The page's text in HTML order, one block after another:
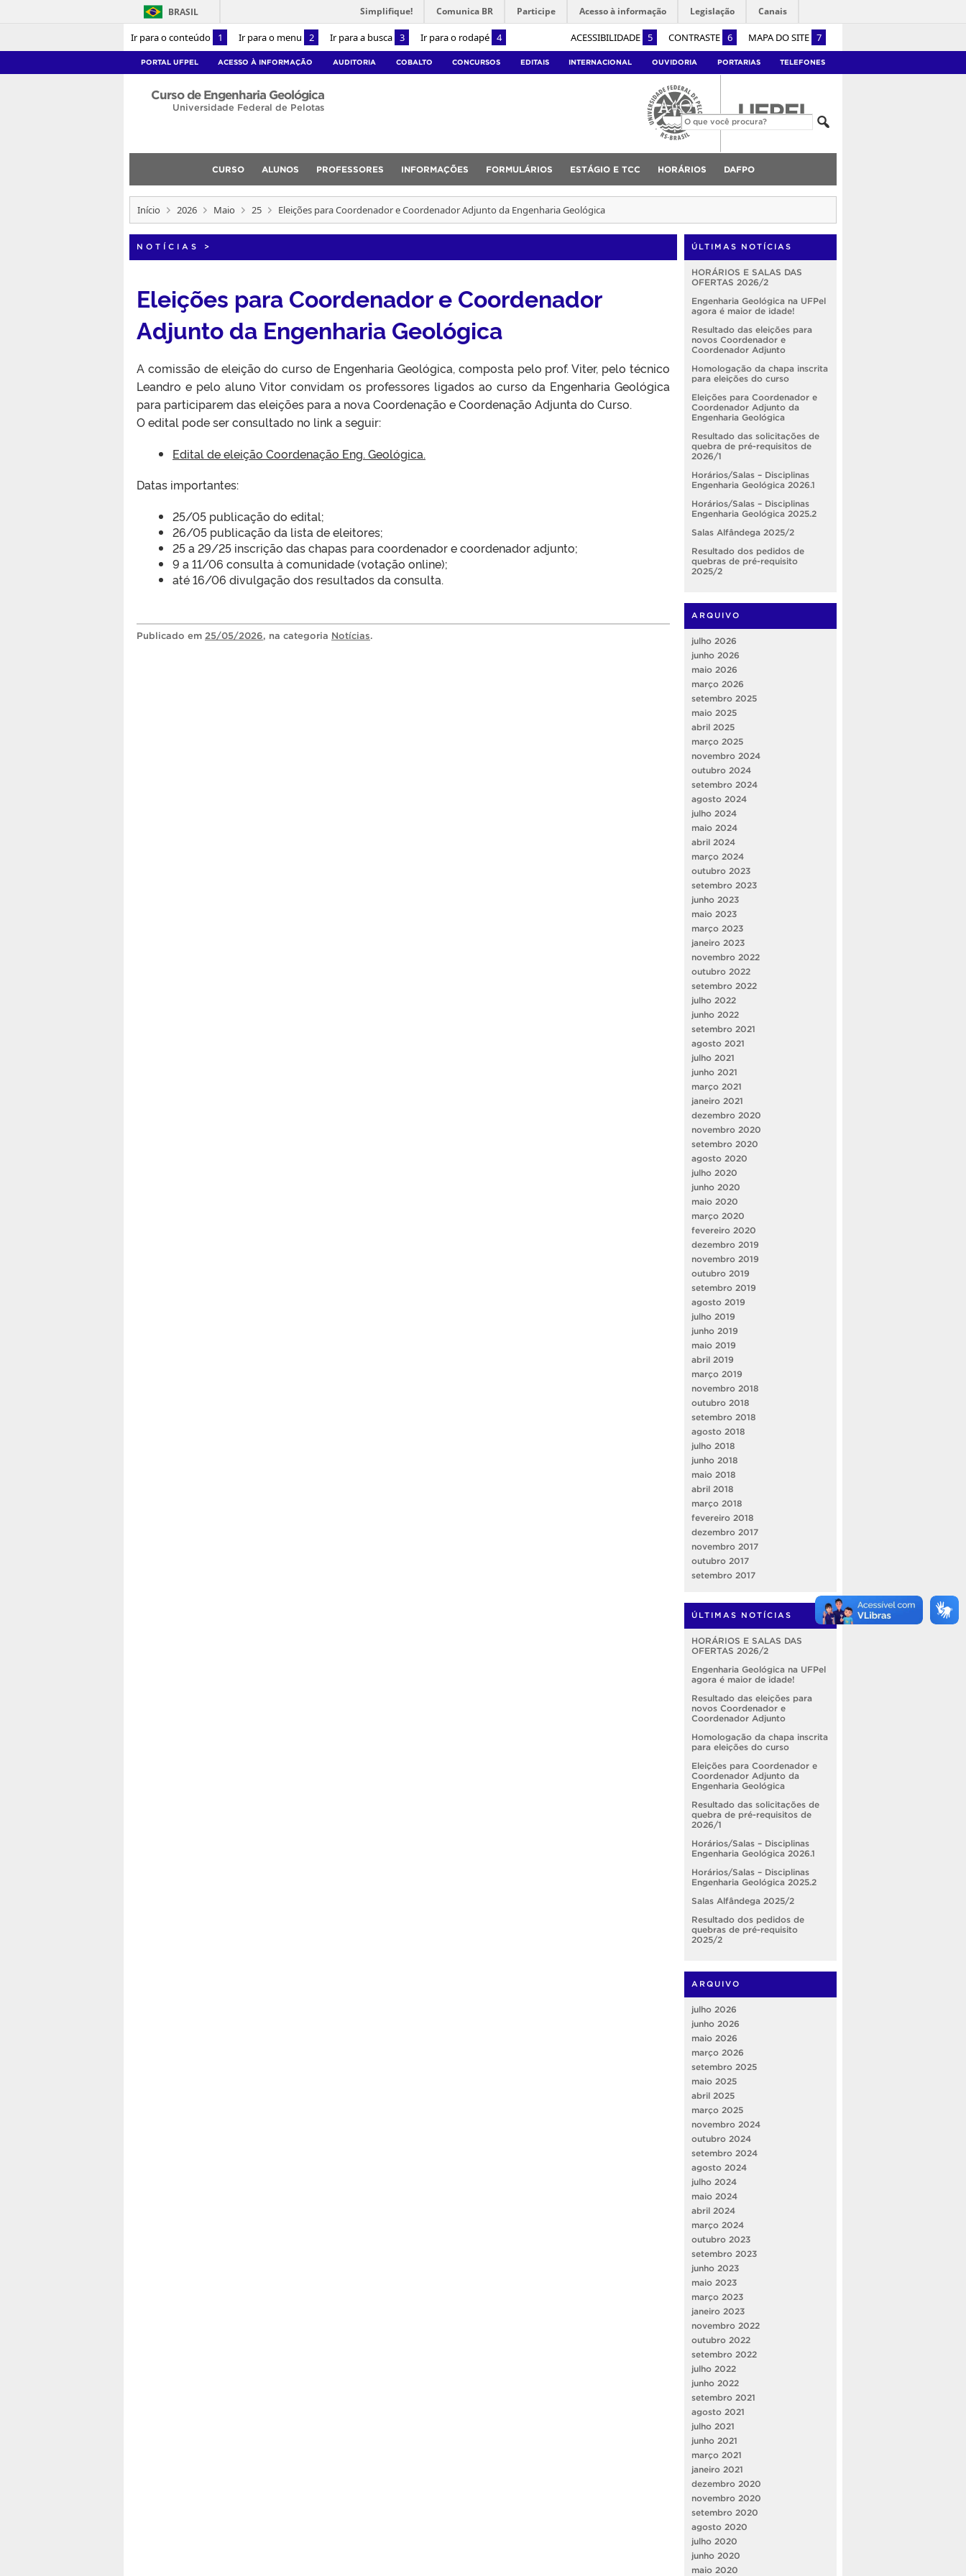
Ir para o conteúdo 1 Ir para o menu 2 Ir para a busca 3 Ir para o rodapé 4 ACESSIBILIDADE 5 CONTRASTE 6 MAPA DO SITE 7
BRASIL Simplifique! Comunica BR Participe Acesso à informação Legislação Canais
PORTAL UFPEL ACESSO À INFORMAÇÃO AUDITORIA COBALTO CONCURSOS EDITAIS INTERNACIONAL OUVIDORIA PORTARIAS TELEFONES
Curso de Engenharia Geológica
Universidade Federal de Pelotas
CURSO ALUNOS PROFESSORES INFORMAÇÕES FORMULÁRIOS ESTÁGIO E TCC HORÁRIOS DAFPO
Início 2026 Maio 25 Eleições para Coordenador e Coordenador Adjunto da Engenharia Geológica
NOTÍCIAS >
Eleições para Coordenador e Coordenador
Adjunto da Engenharia Geológica
A comissão de eleição do curso de Engenharia Geológica, composta pelo prof. Viter, pelo técnico
Leandro e pelo aluno Vitor convidam os professores ligados ao curso da Engenharia Geológica
para participarem das eleições para a nova Coordenação e Coordenação Adjunta do Curso.
O edital pode ser consultado no link a seguir:
Edital de eleição Coordenação Eng. Geológica.
Datas importantes:
25/05 publicação do edital;
26/05 publicação da lista de eleitores;
25 a 29/25 inscrição das chapas para coordenador e coordenador adjunto;
9 a 11/06 consulta à comunidade (votação online);
até 16/06 divulgação dos resultados da consulta.
Publicado em 25/05/2026, na categoria Notícias.
ÚLTIMAS NOTÍCIAS
HORÁRIOS E SALAS DAS
OFERTAS 2026/2
Engenharia Geológica na UFPel
agora é maior de idade!
Resultado das eleições para
novos Coordenador e
Coordenador Adjunto
Homologação da chapa inscrita
para eleições do curso
Eleições para Coordenador e
Coordenador Adjunto da
Engenharia Geológica
Resultado das solicitações de
quebra de pré-requisitos de
2026/1
Horários/Salas – Disciplinas
Engenharia Geológica 2026.1
Horários/Salas – Disciplinas
Engenharia Geológica 2025.2
Salas Alfândega 2025/2
Resultado dos pedidos de
quebras de pré-requisito
2025/2
ARQUIVO
julho 2026
junho 2026
maio 2026
março 2026
setembro 2025
maio 2025
abril 2025
março 2025
novembro 2024
outubro 2024
setembro 2024
agosto 2024
julho 2024
maio 2024
abril 2024
março 2024
outubro 2023
setembro 2023
junho 2023
maio 2023
março 2023
janeiro 2023
novembro 2022
outubro 2022
setembro 2022
julho 2022
junho 2022
setembro 2021
agosto 2021
julho 2021
junho 2021
março 2021
janeiro 2021
dezembro 2020
novembro 2020
setembro 2020
agosto 2020
julho 2020
junho 2020
maio 2020
março 2020
fevereiro 2020
dezembro 2019
novembro 2019
outubro 2019
setembro 2019
agosto 2019
julho 2019
junho 2019
maio 2019
abril 2019
março 2019
novembro 2018
outubro 2018
setembro 2018
agosto 2018
julho 2018
junho 2018
maio 2018
abril 2018
março 2018
fevereiro 2018
dezembro 2017
novembro 2017
outubro 2017
setembro 2017
ÚLTIMAS NOTÍCIAS
HORÁRIOS E SALAS DAS
OFERTAS 2026/2
Engenharia Geológica na UFPel
agora é maior de idade!
Resultado das eleições para
novos Coordenador e
Coordenador Adjunto
Homologação da chapa inscrita
para eleições do curso
Eleições para Coordenador e
Coordenador Adjunto da
Engenharia Geológica
Resultado das solicitações de
quebra de pré-requisitos de
2026/1
Horários/Salas – Disciplinas
Engenharia Geológica 2026.1
Horários/Salas – Disciplinas
Engenharia Geológica 2025.2
Salas Alfândega 2025/2
Resultado dos pedidos de
quebras de pré-requisito
2025/2
ARQUIVO
julho 2026
junho 2026
maio 2026
março 2026
setembro 2025
maio 2025
abril 2025
março 2025
novembro 2024
outubro 2024
setembro 2024
agosto 2024
julho 2024
maio 2024
abril 2024
março 2024
outubro 2023
setembro 2023
junho 2023
maio 2023
março 2023
janeiro 2023
novembro 2022
outubro 2022
setembro 2022
julho 2022
junho 2022
setembro 2021
agosto 2021
julho 2021
junho 2021
março 2021
janeiro 2021
dezembro 2020
novembro 2020
setembro 2020
agosto 2020
julho 2020
junho 2020
maio 2020